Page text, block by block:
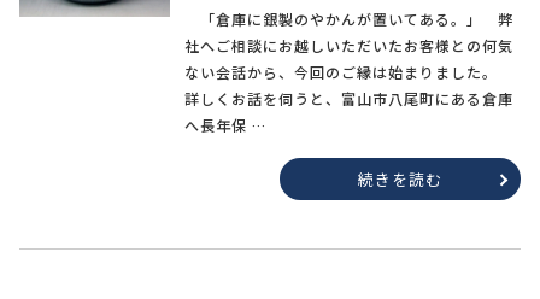
「倉庫に銀製のやかんが置いてある。」 弊
社へご相談にお越しいただいたお客様との何気
ない会話から、今回のご縁は始まりました。
詳しくお話を伺うと、富山市八尾町にある倉庫
へ長年保 …
続きを読む